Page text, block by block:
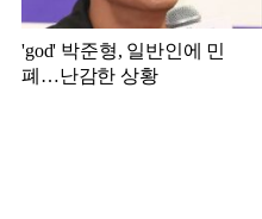
'god' 박준형, 일반인에 민
폐…난감한 상황